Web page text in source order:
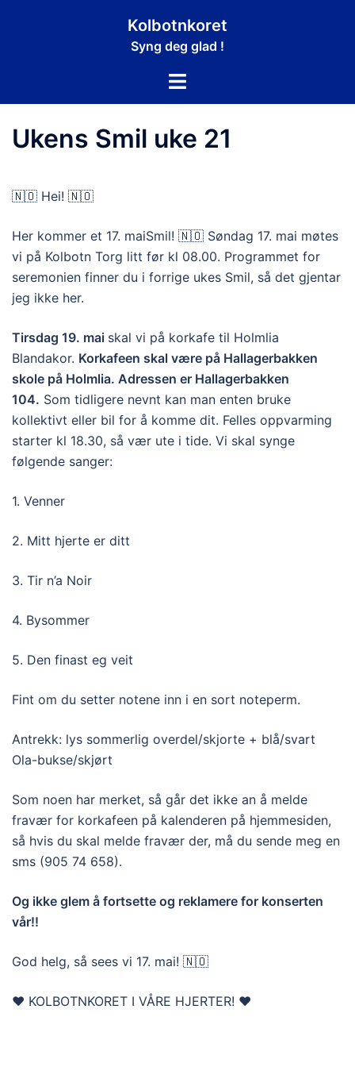
Kolbotnkoret
Syng deg glad !
Toggle
Ukens Smil uke 21
🇳🇴 Hei! 🇳🇴
Her kommer et 17. maiSmil! 🇳🇴 Søndag 17. mai møtes
vi på Kolbotn Torg litt før kl 08.00. Programmet for
seremonien finner du i forrige ukes Smil, så det gjentar
jeg ikke her.
Tirsdag 19. mai skal vi på korkafe til Holmlia
Blandakor. Korkafeen skal være på Hallagerbakken
skole på Holmlia. Adressen er Hallagerbakken
104. Som tidligere nevnt kan man enten bruke
kollektivt eller bil for å komme dit. Felles oppvarming
starter kl 18.30, så vær ute i tide. Vi skal synge
følgende sanger:
1. Venner
2. Mitt hjerte er ditt
3. Tir n’a Noir
4. Bysommer
5. Den finast eg veit
Fint om du setter notene inn i en sort noteperm.
Antrekk: lys sommerlig overdel/skjorte + blå/svart
Ola-bukse/skjørt
Som noen har merket, så går det ikke an å melde
fravær for korkafeen på kalenderen på hjemmesiden,
så hvis du skal melde fravær der, må du sende meg en
sms (905 74 658).
Og ikke glem å fortsette og reklamere for konserten
vår!!
God helg, så sees vi 17. mai! 🇳🇴
❤️ KOLBOTNKORET I VÅRE HJERTER! ❤️